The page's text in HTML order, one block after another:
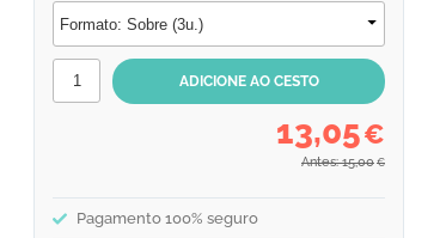
13,05€
Antes: 15,00 €
Pagamento 100% seguro